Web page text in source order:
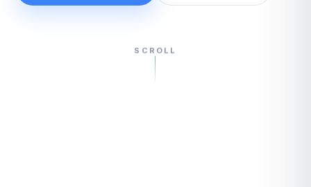
SCROLL